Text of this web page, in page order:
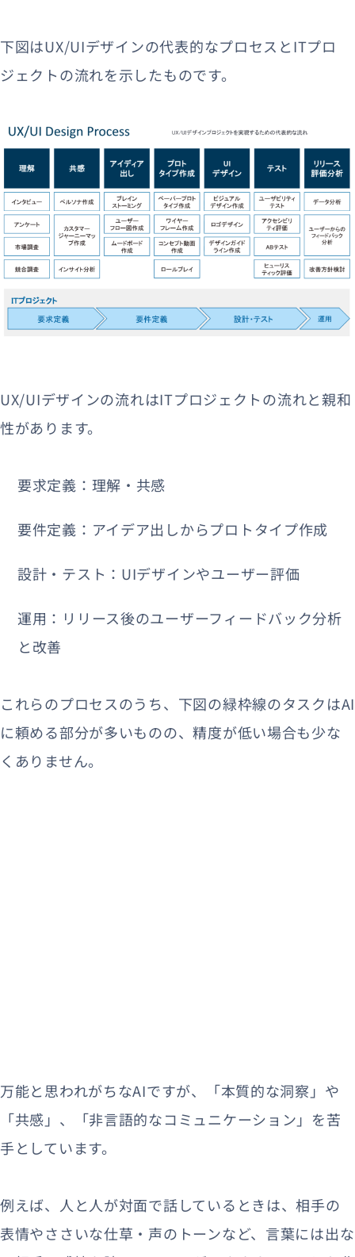
下図はUX/UIデザインの代表的なプロセスとITプロ
ジェクトの流れを示したものです。
UX/UIデザインの流れはITプロジェクトの流れと親和
性があります。
要求定義：理解・共感
要件定義：アイデア出しからプロトタイプ作成
設計・テスト：UIデザインやユーザー評価
運用：リリース後のユーザーフィードバック分析
と改善
これらのプロセスのうち、下図の緑枠線のタスクはAI
に頼める部分が多いものの、精度が低い場合も少な
くありません。
万能と思われがちなAIですが、「本質的な洞察」や
「共感」、「非言語的なコミュニケーション」を苦
手としています。
例えば、人と人が対面で話しているときは、相手の
表情やささいな仕草・声のトーンなど、言葉には出な